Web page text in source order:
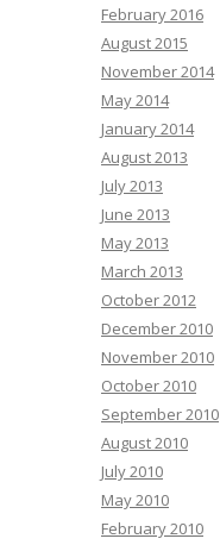
February 2016
August 2015
November 2014
May 2014
January 2014
August 2013
July 2013
June 2013
May 2013
March 2013
October 2012
December 2010
November 2010
October 2010
September 2010
August 2010
July 2010
May 2010
February 2010